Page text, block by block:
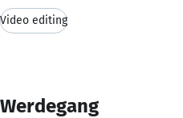
Video editing
Werdegang